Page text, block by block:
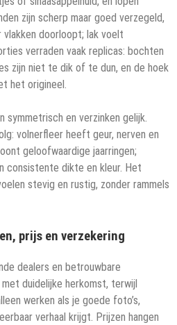
zijn scherp maar goed verzegeld,
doorloopt; lak voelt
verraden vaak replicas: bochten
zijn niet te dik of te dun, en de hoek
het origineel.
symmetrisch en verzinken gelijk.
volnerfleer heeft geur, nerven en
geloofwaardige jaarringen;
consistente dikte en kleur. Het
stevig en rustig, zonder rammels
prijs en verzekering
dealers en betrouwbare
duidelijke herkomst, terwijl
werken als je goede foto’s,
verhaal krijgt. Prijzen hangen